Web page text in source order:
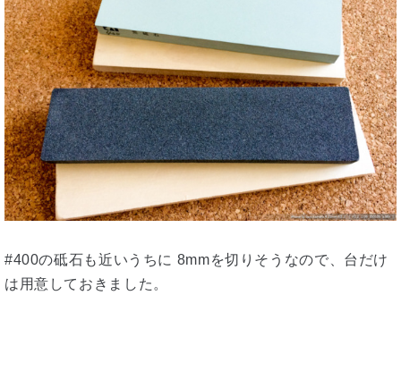
#400の砥石も近いうちに 8mmを切りそうなので、台だけ
は用意しておきました。